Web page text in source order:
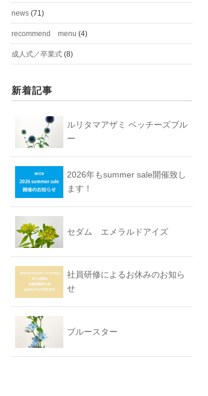
news (71)
recommend menu (4)
成人式／卒業式 (8)
新着記事
ルリタマアザミ ベッチーズブル
ー
2026年もsummer sale開催致し
ます！
セダム エメラルドアイズ
社員研修によるお休みのお知ら
せ
ブルースター